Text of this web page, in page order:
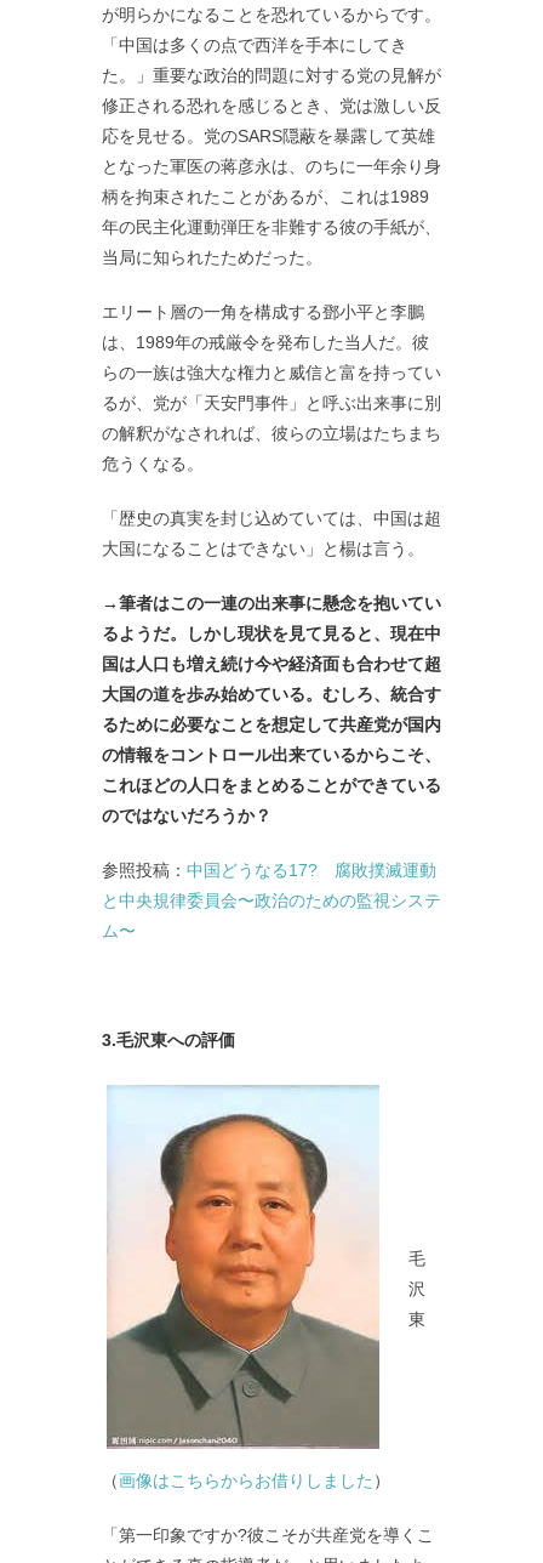
が明らかになることを恐れているからです。
「中国は多くの点で西洋を手本にしてき
た。」重要な政治的問題に対する党の見解が
修正される恐れを感じるとき、党は激しい反
応を見せる。党のSARS隠蔽を暴露して英雄
となった軍医の蒋彦永は、のちに一年余り身
柄を拘束されたことがあるが、これは1989
年の民主化運動弾圧を非難する彼の手紙が、
当局に知られたためだった。
エリート層の一角を構成する鄧小平と李鵬
は、1989年の戒厳令を発布した当人だ。彼
らの一族は強大な権力と威信と富を持ってい
るが、党が「天安門事件」と呼ぶ出来事に別
の解釈がなされれば、彼らの立場はたちまち
危うくなる。
「歴史の真実を封じ込めていては、中国は超
大国になることはできない」と楊は言う。
→筆者はこの一連の出来事に懸念を抱いてい
るようだ。しかし現状を見て見ると、現在中
国は人口も増え続け今や経済面も合わせて超
大国の道を歩み始めている。むしろ、統合す
るために必要なことを想定して共産党が国内
の情報をコントロール出来ているからこそ、
これほどの人口をまとめることができている
のではないだろうか？
参照投稿： 中国どうなる17? 腐敗撲滅運動
と中央規律委員会〜政治のための監視システ
ム〜
3.毛沢東への評価
毛
沢
東
（画像はこちらからお借りしました ）
「第一印象ですか?彼こそが共産党を導くこ